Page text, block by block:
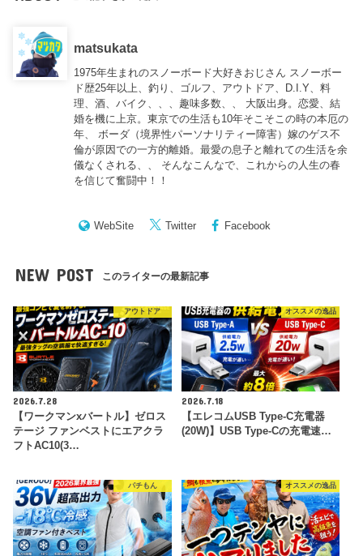
matsukata
1975年生まれのスノーボード大好きおじさん スノーボー
ド歴25年以上、釣り、ゴルフ、アウトドア、D.I.Y、料
理、酒、バイク、、、趣味多数、、 大阪出身。恋愛、結
婚を機に上京。東京での生活も10年そこそこの時の本厄の
年、 ボーダ（境界性パーソナリティー障害）嫁のゲス不
倫が原因での一方的離婚。最愛の息子と離れての生活を余
儀なくされる、、 そんなこんなで、これからの人生の春
を信じて奮闘中！！
WebSite Twitter Facebook
NEW POST このライターの最新記事
アウトドア
2026.7.28
【ワークマンxバートル】ゼロス
テージ ファンベストにエアクラ
フトAC10(3…
オススメの逸品
2026.7.18
【エレコムUSB Type-C充電器
(20W)】USB Type-Cの充電速…
パチもん オススメの逸品